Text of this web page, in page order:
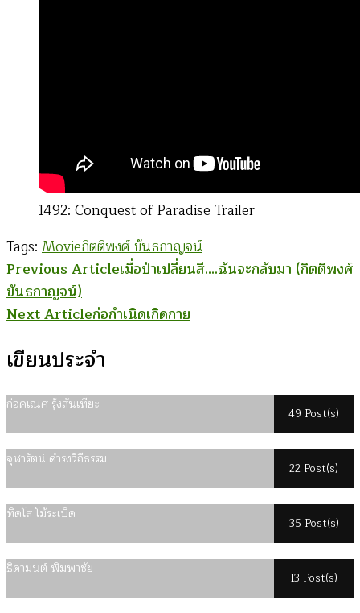
1492: Conquest of Paradise Trailer
Tags: Movieกิตติพงศ์ ขันธกาญจน์
Post
Navigation
Previous Articleเมื่อป่าเปลี่ยนสี….ฉันจะกลับมา (กิตติพงศ์
ขันธกาญจน์)
Next Articleก่อกำเนิดเกิดกาย
เขียนประจำ
ก่อคเณศ รุ้งสันเทียะ
49 Post(s)
จุฬารัตน์ ดำรงวิถีธรรม
22 Post(s)
ทิดโส โม้ระเบิด
35 Post(s)
ธิดามนต์ พิมพาชัย
13 Post(s)